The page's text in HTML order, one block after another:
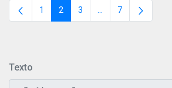
Página
1 Página
2 Página
3 ...Páginas intermedias
Página
7
Texto